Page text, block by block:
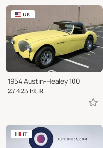
US
1954 Austin-Healey 100
27 423 EUR
IT